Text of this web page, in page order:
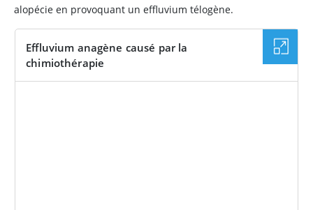
alopécie en provoquant un effluvium télogène.
Effluvium anagène causé par la
chimiothérapie